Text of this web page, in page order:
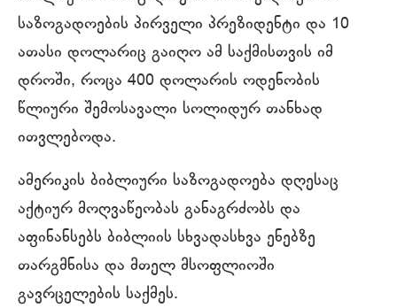
საზოგადოების პირველი პრეზიდენტი და 10
ათასი დოლარიც გაიღო ამ საქმისთვის იმ
დროში, როცა 400 დოლარის ოდენობის
წლიური შემოსავალი სოლიდურ თანხად
ითვლებოდა.
ამერიკის ბიბლიური საზოგადოება დღესაც
აქტიურ მოღვაწეობას განაგრძობს და
აფინანსებს ბიბლიის სხვადასხვა ენებზე
თარგმნისა და მთელ მსოფლიოში
გავრცელების საქმეს.